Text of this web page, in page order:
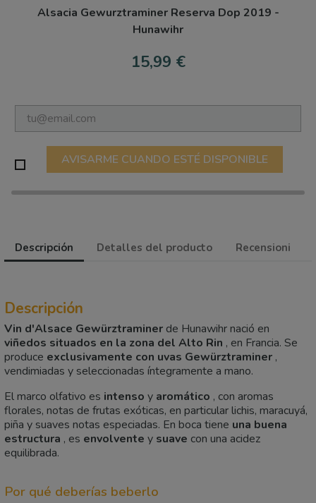
Alsacia Gewurztraminer Reserva Dop 2019 -
Hunawihr
15,99 €
AVISARME CUANDO ESTÉ DISPONIBLE
Descripción Detalles del producto Recensioni
Descripción
Vin d'Alsace Gewürztraminer de Hunawihr nació en
viñedos situados en la zona del Alto Rin , en Francia. Se
produce exclusivamente con uvas Gewürztraminer ,
vendimiadas y seleccionadas íntegramente a mano.
El marco olfativo es intenso y aromático , con aromas
florales, notas de frutas exóticas, en particular lichis, maracuyá,
piña y suaves notas especiadas. En boca tiene una buena
estructura , es envolvente y suave con una acidez
equilibrada.
Por qué deberías beberlo